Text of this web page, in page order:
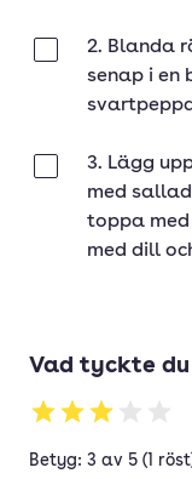
2. Blanda
senap i en
3. Lägg
med
toppa med
med dill
Vad tyckte
Betyg: 3 av 5 (1